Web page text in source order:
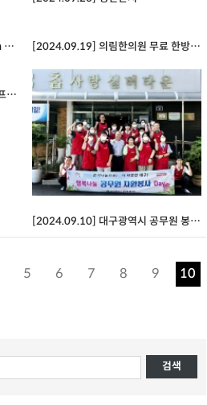
[2024.09.26] 영락 펀fun 팜farm 신나는 농사일기 [2024.09.19] 의림한의원 무료 한방 진료지원
[2024.09.14~09.17] 추석 명절 프로그램 정(情)다운 한가위
[2024.09.10] 대구광역시 공무원 봉사단 영락재단 자원봉사
5 6 7 8 9 10
검색